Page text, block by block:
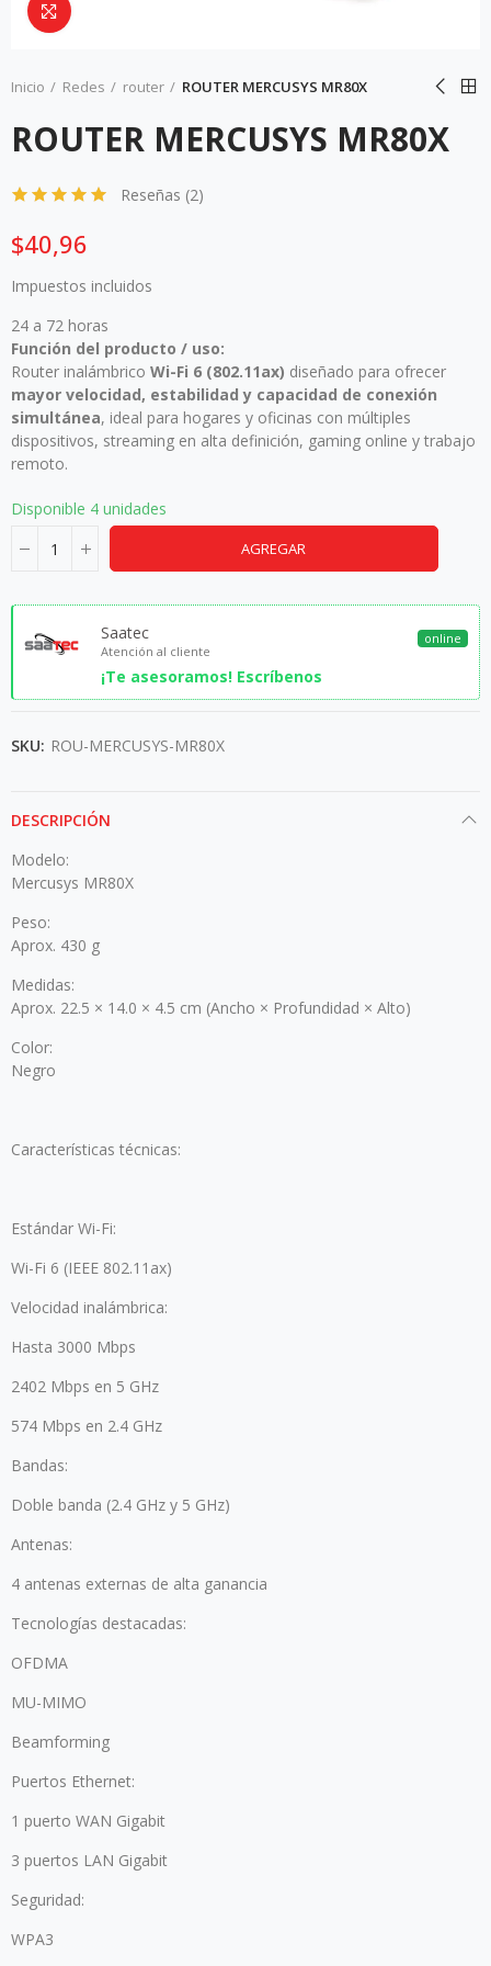
Inicio Redes router ROUTER MERCUSYS MR80X
ROUTER MERCUSYS MR80X
Reseñas (2)
$40,96
Impuestos incluidos
24 a 72 horas
Función del producto / uso:
Router inalámbrico Wi-Fi 6 (802.11ax) diseñado para ofrecer
mayor velocidad, estabilidad y capacidad de conexión
simultánea, ideal para hogares y oficinas con múltiples
dispositivos, streaming en alta definición, gaming online y trabajo
remoto.
Disponible 4 unidades
AGREGAR
Saatec
Atención al cliente
¡Te asesoramos! Escríbenos
online
SKU: ROU-MERCUSYS-MR80X
DESCRIPCIÓN
Modelo:
Mercusys MR80X
Peso:
Aprox. 430 g
Medidas:
Aprox. 22.5 × 14.0 × 4.5 cm (Ancho × Profundidad × Alto)
Color:
Negro
Características técnicas:
Estándar Wi-Fi:
Wi-Fi 6 (IEEE 802.11ax)
Velocidad inalámbrica:
Hasta 3000 Mbps
2402 Mbps en 5 GHz
574 Mbps en 2.4 GHz
Bandas:
Doble banda (2.4 GHz y 5 GHz)
Antenas:
4 antenas externas de alta ganancia
Tecnologías destacadas:
OFDMA
MU-MIMO
Beamforming
Puertos Ethernet:
1 puerto WAN Gigabit
3 puertos LAN Gigabit
Seguridad:
WPA3